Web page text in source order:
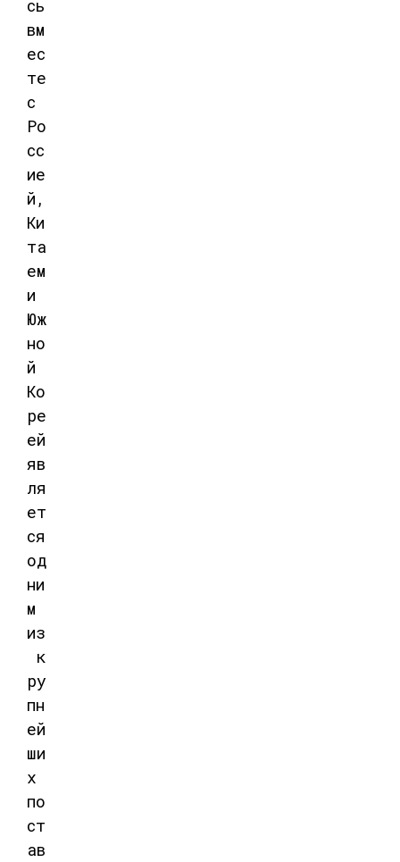
сь
вм
ес
те
с
Ро
сс
ие
й,
Ки
та
ем
и
Юж
но
й
Ко
ре
ей
яв
ля
ет
ся
од
ни
м
из
к
ру
пн
ей
ши
х
по
ст
ав